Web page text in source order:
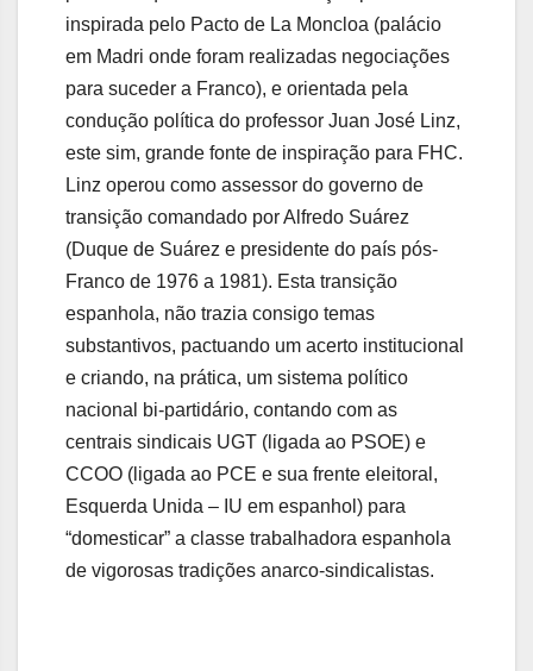
inspirada pelo Pacto de La Moncloa (palácio
em Madri onde foram realizadas negociações
para suceder a Franco), e orientada pela
condução política do professor Juan José Linz,
este sim, grande fonte de inspiração para FHC.
Linz operou como assessor do governo de
transição comandado por Alfredo Suárez
(Duque de Suárez e presidente do país pós-
Franco de 1976 a 1981). Esta transição
espanhola, não trazia consigo temas
substantivos, pactuando um acerto institucional
e criando, na prática, um sistema político
nacional bi-partidário, contando com as
centrais sindicais UGT (ligada ao PSOE) e
CCOO (ligada ao PCE e sua frente eleitoral,
Esquerda Unida – IU em espanhol) para
“domesticar” a classe trabalhadora espanhola
de vigorosas tradições anarco-sindicalistas.